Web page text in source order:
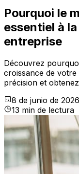
Pourquoi le
essentiel à
entreprise
Découvrez
croissance de votre
précision et
8 de junio de 2026
13 min de lectura